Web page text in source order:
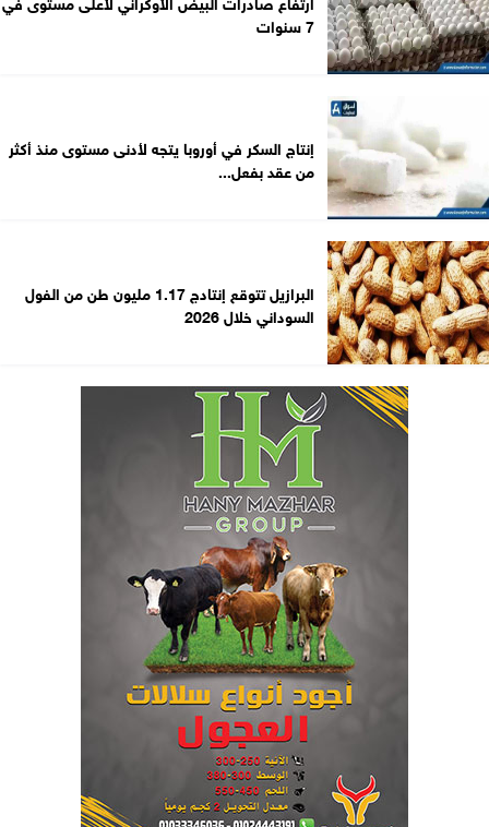
7 سنوات
إنتاج السكر في أوروبا يتجه لأدنى مستوى منذ أكثر
من عقد بفعل...
البرازيل تتوقع إنتادج 1.17 مليون طن من الفول
السوداني خلال 2026